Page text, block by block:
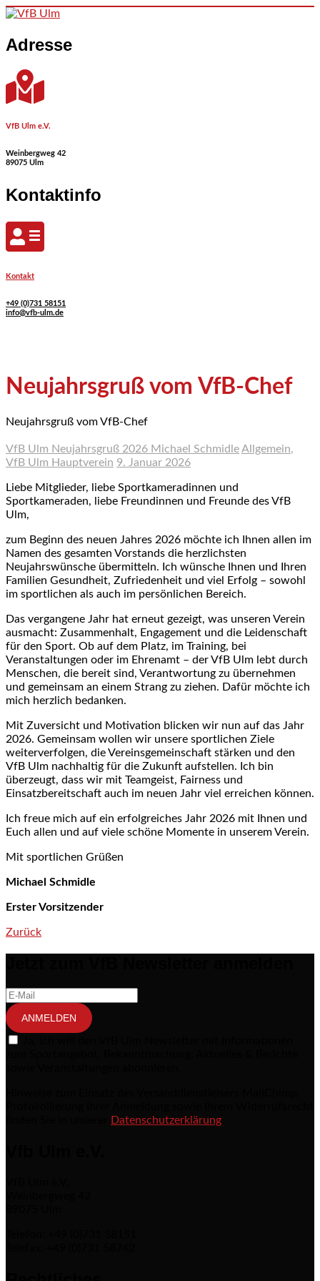
Skip to content
Adresse
VfB Ulm e.V.
Weinbergweg 42
89075 Ulm
Kontaktinfo
Kontakt
+49 (0)731 58151
info@vfb-ulm.de
Neujahrsgruß vom VfB-Chef
Neujahrsgruß vom VfB-Chef
VfB Ulm Neujahrsgruß 2026 Michael SchmidleAllgemein,
VfB Ulm Hauptverein 9. Januar 2026
Liebe Mitglieder, liebe Sportkameradinnen und
Sportkameraden, liebe Freundinnen und Freunde des VfB
Ulm,
zum Beginn des neuen Jahres 2026 möchte ich Ihnen allen im
Namen des gesamten Vorstands die herzlichsten
Neujahrswünsche übermitteln. Ich wünsche Ihnen und Ihren
Familien Gesundheit, Zufriedenheit und viel Erfolg – sowohl
im sportlichen als auch im persönlichen Bereich.
Das vergangene Jahr hat erneut gezeigt, was unseren Verein
ausmacht: Zusammenhalt, Engagement und die Leidenschaft
für den Sport. Ob auf dem Platz, im Training, bei
Veranstaltungen oder im Ehrenamt – der VfB Ulm lebt durch
Menschen, die bereit sind, Verantwortung zu übernehmen
und gemeinsam an einem Strang zu ziehen. Dafür möchte ich
mich herzlich bedanken.
Mit Zuversicht und Motivation blicken wir nun auf das Jahr
2026. Gemeinsam wollen wir unsere sportlichen Ziele
weiterverfolgen, die Vereinsgemeinschaft stärken und den
VfB Ulm nachhaltig für die Zukunft aufstellen. Ich bin
überzeugt, dass wir mit Teamgeist, Fairness und
Einsatzbereitschaft auch im neuen Jahr viel erreichen können.
Ich freue mich auf ein erfolgreiches Jahr 2026 mit Ihnen und
Euch allen und auf viele schöne Momente in unserem Verein.
Mit sportlichen Grüßen
Michael Schmidle
Erster Vorsitzender
Post navigation
Zurück
ANMELDEN
Datenschutzerklärung